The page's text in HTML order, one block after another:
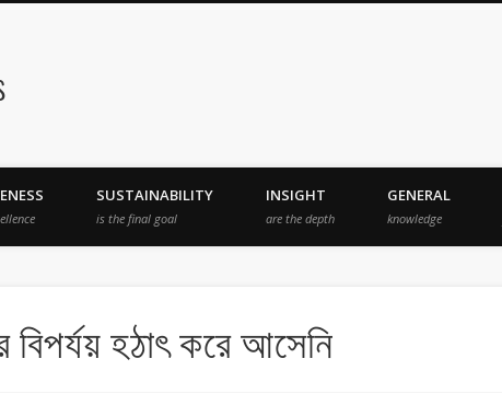
SUSTAINABILITY
is the final goal
INSIGHT
are the depth
GENERAL
knowledge
বিপর্যয় হঠাৎ করে আসেনি